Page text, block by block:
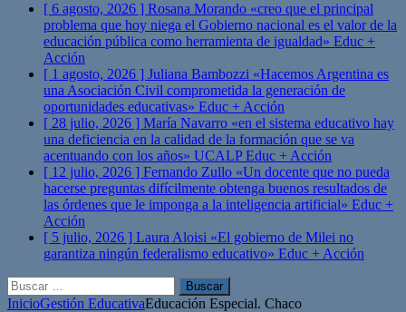
[ 6 agosto, 2026 ] Rosana Morando «creo que el principal
problema que hoy niega el Gobierno nacional es el valor de la
educación pública como herramienta de igualdad» Educ +
Acción
[ 1 agosto, 2026 ] Juliana Bambozzi «Hacemos Argentina es
una Asociación Civil comprometida la generación de
oportunidades educativas» Educ + Acción
[ 28 julio, 2026 ] María Navarro «en el sistema educativo hay
una deficiencia en la calidad de la formación que se va
acentuando con los años» UCALPEduc + Acción
[ 12 julio, 2026 ] Fernando Zullo «Un docente que no pueda
hacerse preguntas difícilmente obtenga buenos resultados de
las órdenes que le imponga a la inteligencia artificial» Educ +
Acción
[ 5 julio, 2026 ] Laura Aloisi «El gobierno de Milei no
garantiza ningún federalismo educativo» Educ + Acción
Buscar:
InicioGestión EducativaEducación Especial. Chaco